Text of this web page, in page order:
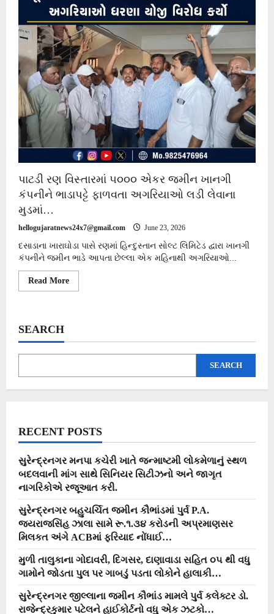
પાટડી રણ વિસ્તારમાં ૫૦૦૦ એકર જમીન ખાનગી
કંપનીને ભાડાપટ્ટે ફાળવતા અગરિયાઓ લડી લેવાના
મુડમાં…
hellogujaratnews24x7@gmail.com June 23, 2026
દસાડાના ખારાઘોડા પાસે રણમાં હિન્દુસ્તાન સોલ્ટ લિમિટેડ દ્વારા ખાનગી
કંપનીને જમીન ભાડે આપતા છેલ્લા એક મહિનાથી અગરિયાઓ...
Read MoreRead
more
એકર
ખાનગી
ભાડાપટ્ટે
અગરિયાઓ
SEARCH
SEARCH
RECENT POSTS
સુરેન્દ્રનગર મનપા કચેરી ખાતે જન્માષ્ટમી લોકમેળાનું સ્થળ
બદલવાની માંગ સાથે સિનિયર સિટીઝનો અને જાગૃત
નાગરિકોએ રજૂઆત કરી.
સુરેન્દ્રનગર બહુચર્ચિત જમીન કૌભાંડમાં પુર્વ P.A.
જયરાજસિંહ ઝાલા સામે રૂ.૧.૩૪ કરોડની અપ્રમાણસર
મિલકત અંગે ACBમાં ફરિયાદ નોંધાઈ…
મુળી તાલુકાના ગોદાવરી, દિગસર, દાણાવાડા સહિત ૦૫ થી વધુ
ગામોને જોડતા પુલ પર ગાબડું પડતા લોકોને હાલાકી…
સુરેન્દ્રનગર જીલ્લાના જમીન કૌભાંડ મામલે પુર્વ કલેક્ટર ડો.
રાજેન્દ્રકુમાર પટેલને હાઈકોર્ટનો વધુ એક ઝટકો…